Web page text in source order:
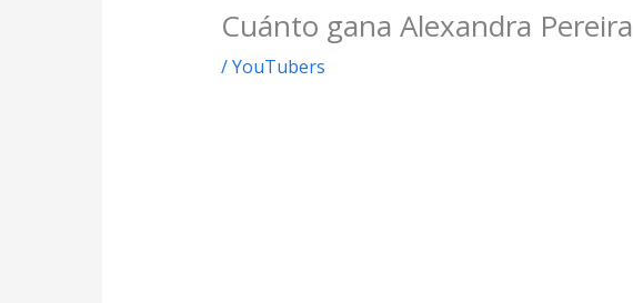
Cuánto gana Alexandra Pereira
/YouTubers